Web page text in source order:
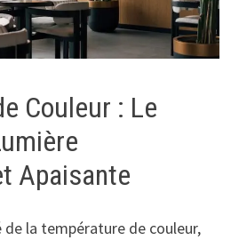
Couleur : Le
Apaisante
de la température de couleur,